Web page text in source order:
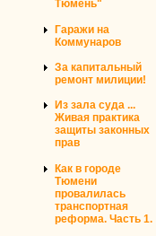
Тюмень"
Гаражи на
Коммунаров
За капитальный
ремонт милиции!
Из зала суда ...
Живая практика
защиты законных
прав
Как в городе
Тюмени
провалилась
транспортная
реформа. Часть 1.